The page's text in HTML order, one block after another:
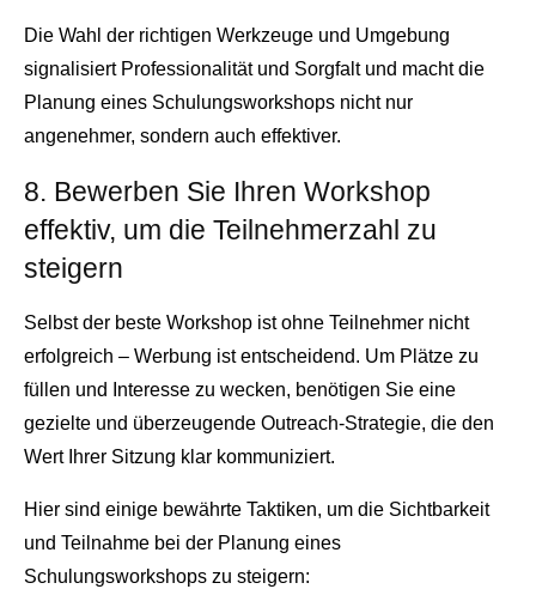
Die Wahl der richtigen Werkzeuge und Umgebung
signalisiert Professionalität und Sorgfalt und macht die
Planung eines Schulungsworkshops nicht nur
angenehmer, sondern auch effektiver.
8. Bewerben Sie Ihren Workshop
effektiv, um die Teilnehmerzahl zu
steigern
Selbst der beste Workshop ist ohne Teilnehmer nicht
erfolgreich – Werbung ist entscheidend. Um Plätze zu
füllen und Interesse zu wecken, benötigen Sie eine
gezielte und überzeugende Outreach-Strategie, die den
Wert Ihrer Sitzung klar kommuniziert.
Hier sind einige bewährte Taktiken, um die Sichtbarkeit
und Teilnahme bei der Planung eines
Schulungsworkshops zu steigern: